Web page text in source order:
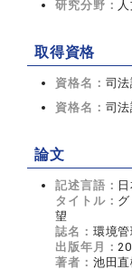
研究分野：
取得資格
資格名： 司
資格名： 司
論文
記述言語：
タイトル：
望
誌名： 環境
出版年月：
著者： 池田直